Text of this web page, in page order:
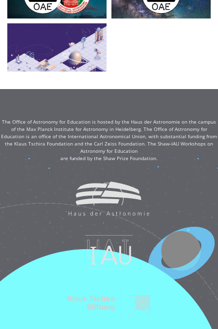
The Office of Astronomy for Education is hosted by the Haus der Astronomie on the campus
of the Max Planck Institute for Astronomy in Heidelberg. The Office of Astronomy for
Education is an office of the International Astronomical Union, with substantial funding from
the Klaus Tschira Foundation and the Carl Zeiss Foundation. The Shaw-IAU Workshops on
Astronomy for Education
are funded by the Shaw Prize Foundation.